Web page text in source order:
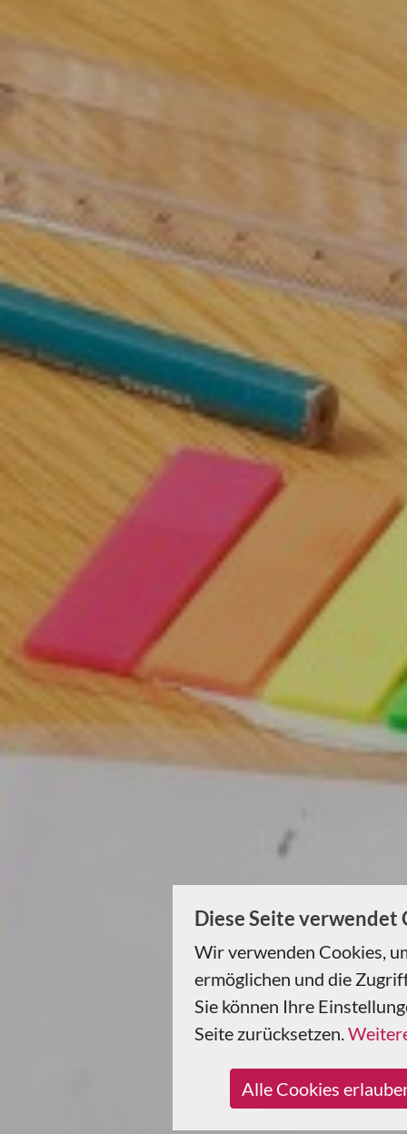
Diese Seite verwendet
Wir verwenden Cookies,
ermöglichen und die
Sie können Ihre
Seite zurücksetzen.
Alle Cookies